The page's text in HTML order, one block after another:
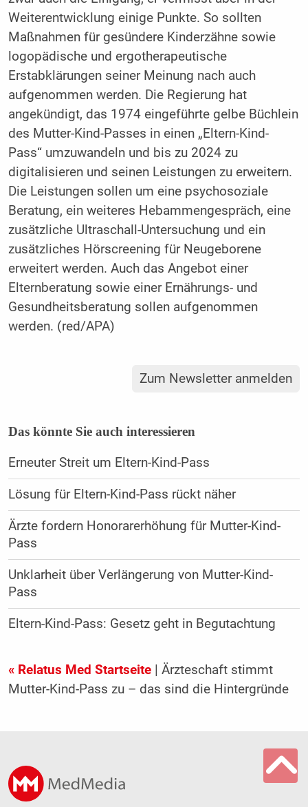
Weiterentwicklung einige Punkte. So sollten
Maßnahmen für gesündere Kinderzähne sowie
logopädische und ergotherapeutische
Erstabklärungen seiner Meinung nach auch
aufgenommen werden. Die Regierung hat
angekündigt, das 1974 eingeführte gelbe Büchlein
des Mutter-Kind-Passes in einen „Eltern-Kind-
Pass“ umzuwandeln und bis zu 2024 zu
digitalisieren und seinen Leistungen zu erweitern.
Die Leistungen sollen um eine psychosoziale
Beratung, ein weiteres Hebammengespräch, eine
zusätzliche Ultraschall-Untersuchung und ein
zusätzliches Hörscreening für Neugeborene
erweitert werden. Auch das Angebot einer
Elternberatung sowie einer Ernährungs- und
Gesundheitsberatung sollen aufgenommen
werden. (red/APA)
Zum Newsletter anmelden
Das könnte Sie auch interessieren
Erneuter Streit um Eltern-Kind-Pass
Lösung für Eltern-Kind-Pass rückt näher
Ärzte fordern Honorarerhöhung für Mutter-Kind-
Pass
Unklarheit über Verlängerung von Mutter-Kind-
Pass
Eltern-Kind-Pass: Gesetz geht in Begutachtung
« Relatus Med Startseite| Ärzteschaft stimmt
Mutter-Kind-Pass zu – das sind die Hintergründe